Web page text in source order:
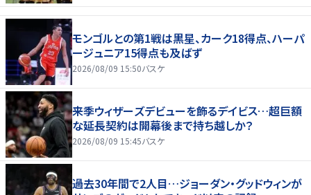
モンゴルとの第1戦は黒星、カーク18得点、ハーパ
ージュニア15得点も及ばず
2026/08/09 15:50バスケ
来季ウィザーズデビューを飾るデイビス…超巨額
な延長契約は開幕後まで持ち越しか？
2026/08/09 15:45バスケ
過去30年間で2人目…ジョーダン・グッドウィンが